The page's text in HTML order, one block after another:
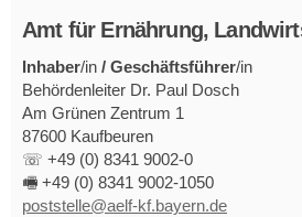
Amt für Ernährung,
Inhaber/in / Geschäftsführer/in
Behördenleiter Dr. Paul Dosch
Am Grünen Zentrum 1
87600 Kaufbeuren
☏ +49 (0) 8341 9002-0
🖷 +49 (0) 8341 9002-1050
poststelle@aelf-kf.bayern.de